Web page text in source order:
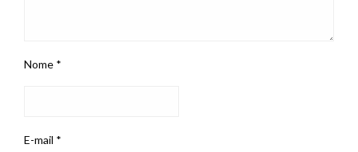
Nome *
E-mail *